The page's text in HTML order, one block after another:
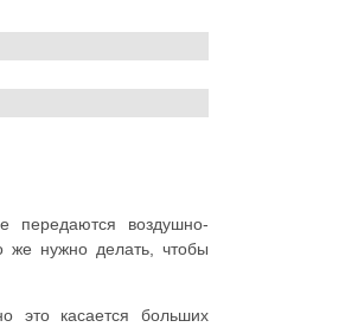
передаются воздушно-
же нужно делать, чтобы
это касается больших